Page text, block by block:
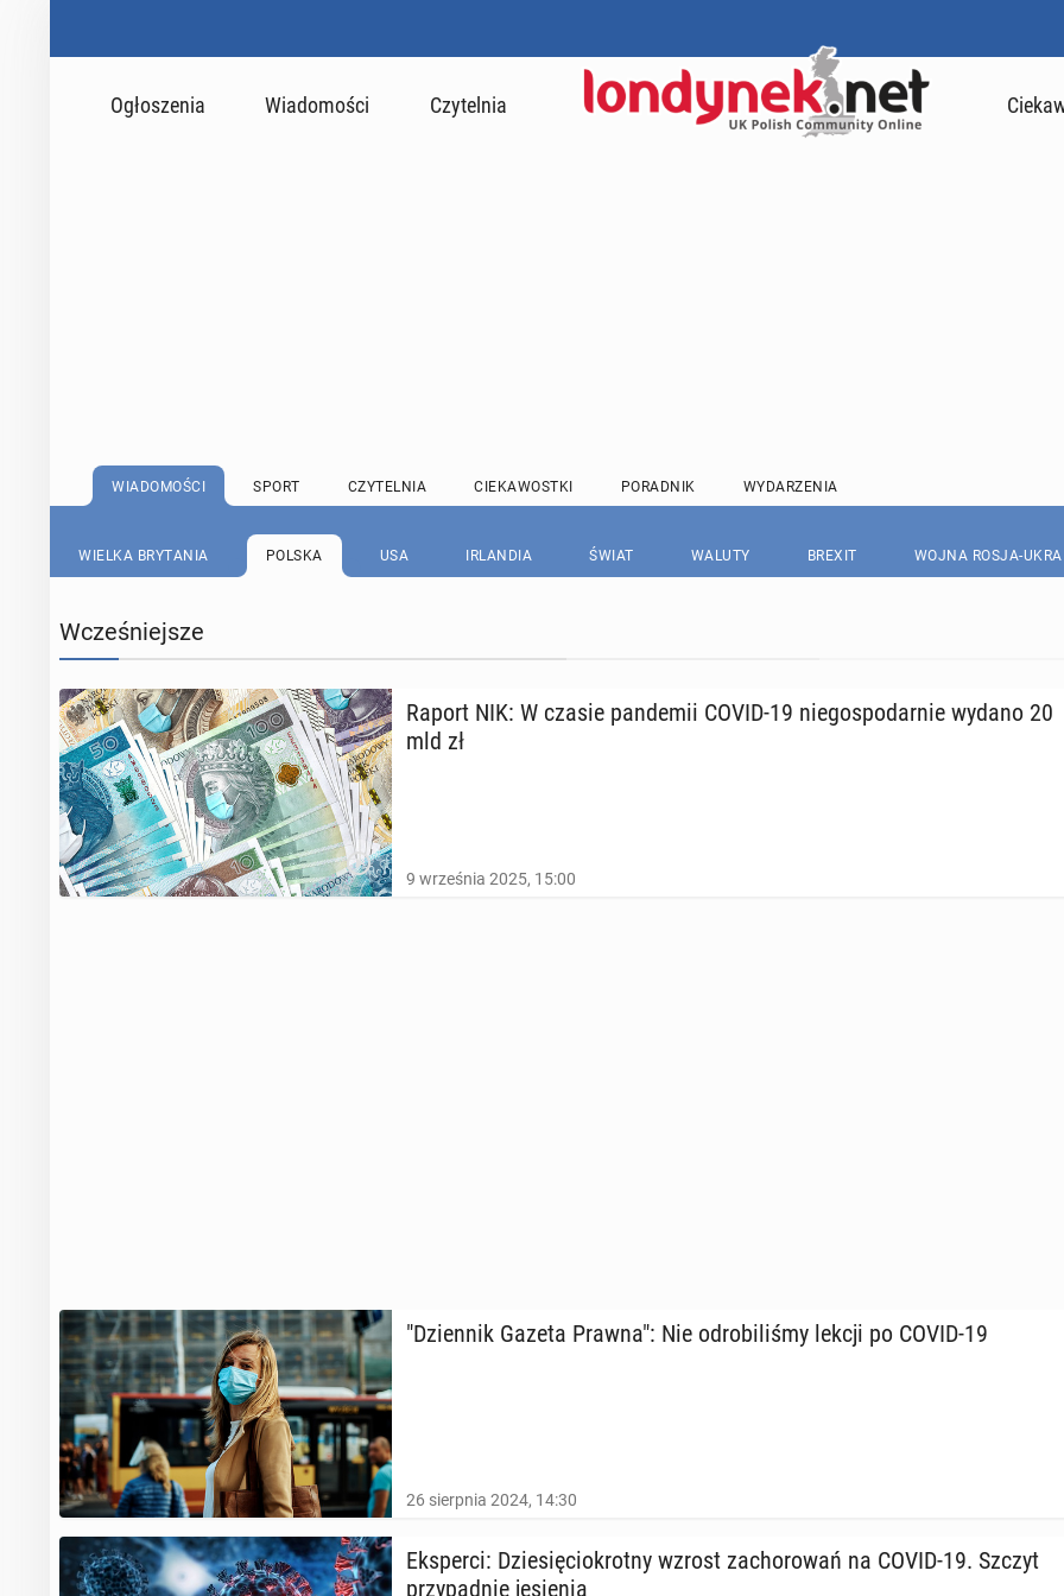
Ogłoszenia Wiadomości Czytelnia
WIADOMOŚCI SPORT CZYTELNIA CIEKAWOSTKI PORADNIK WYDARZENIA
WIELKA BRYTANIA POLSKA USA IRLANDIA ŚWIAT WALUTY BREXIT WOJNA ROSJA-
Wcześniejsze
Raport NIK: W czasie pan­de­mii COVID-19 nie­go­spo­dar­nie wydano 20
mld zł
9 września 2025, 15:00
"Dzien­nik Gazeta Prawna": Nie od­ro­bi­li­śmy lekcji po COVID-19
26 sierpnia 2024, 14:30
Eks­per­ci: Dzie­się­cio­krot­ny wzrost za­cho­ro­wań na COVID-19. Szczyt
przy­pad­nie je­sie­nią